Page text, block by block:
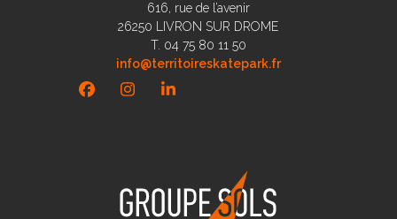
616, rue de l’avenir
26250 LIVRON SUR DROME
T. 04 75 80 11 50
info@territoireskatepark.fr
FacebookInstagramLinkedIn